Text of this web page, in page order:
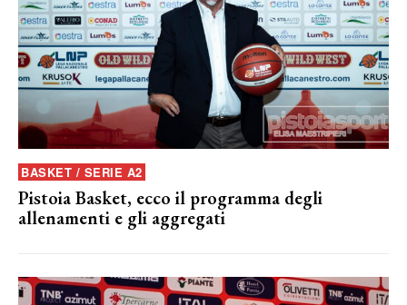
BASKET / SERIE A2
Pistoia Basket, ecco il programma degli
allenamenti e gli aggregati